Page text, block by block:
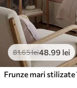
81.65lei48.99 lei
Frunze mari